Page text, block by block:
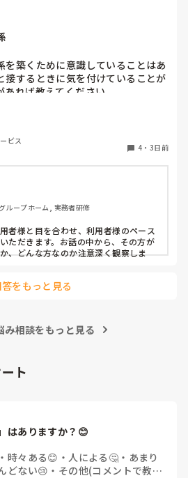
を築くために意識していることはあ
接するときに気を付けていることが
れば教えてください。
ビス
4 ・ 3日前
ループホーム, 実務者研修
者様と目を合わせ、利用者様のペース
ただきます。お話の中から、その方が
、どんな方なのか注意深く観察しま
をもっと見る
み相談をもっと見る
ト
はありますか？😊
・ 時々ある😊 ・ 人による🤔 ・ あまり
どない😢 ・ その他(コメントで教え